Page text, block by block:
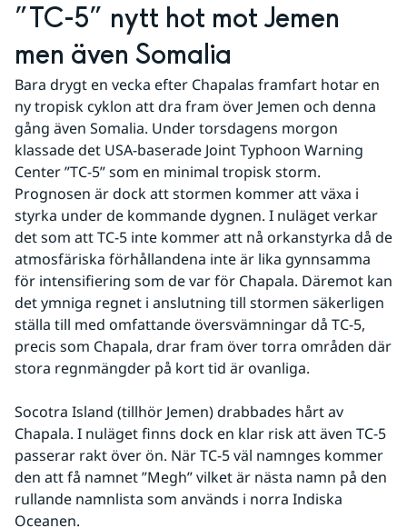
”TC-5” nytt hot mot Jemen
men även Somalia
Bara drygt en vecka efter Chapalas framfart hotar en
ny tropisk cyklon att dra fram över Jemen och denna
gång även Somalia. Under torsdagens morgon
klassade det USA-baserade Joint Typhoon Warning
Center ”TC-5” som en minimal tropisk storm.
Prognosen är dock att stormen kommer att växa i
styrka under de kommande dygnen. I nuläget verkar
det som att TC-5 inte kommer att nå orkanstyrka då de
atmosfäriska förhållandena inte är lika gynnsamma
för intensifiering som de var för Chapala. Däremot kan
det ymniga regnet i anslutning till stormen säkerligen
ställa till med omfattande översvämningar då TC-5,
precis som Chapala, drar fram över torra områden där
stora regnmängder på kort tid är ovanliga.
Socotra Island (tillhör Jemen) drabbades hårt av
Chapala. I nuläget finns dock en klar risk att även TC-5
passerar rakt över ön. När TC-5 väl namnges kommer
den att få namnet ”Megh” vilket är nästa namn på den
rullande namnlista som används i norra Indiska
Oceanen.